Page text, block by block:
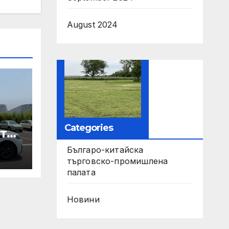
August 2024
Categories
Българо-китайска
търговско-промишлена
палата
Новини